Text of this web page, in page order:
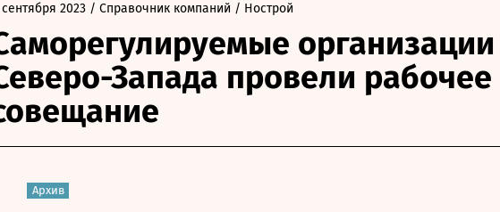
2023 / Справочник компаний / Нострой
организации
Запада провели рабочее
Архив